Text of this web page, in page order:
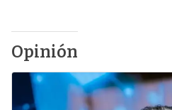
Opinión